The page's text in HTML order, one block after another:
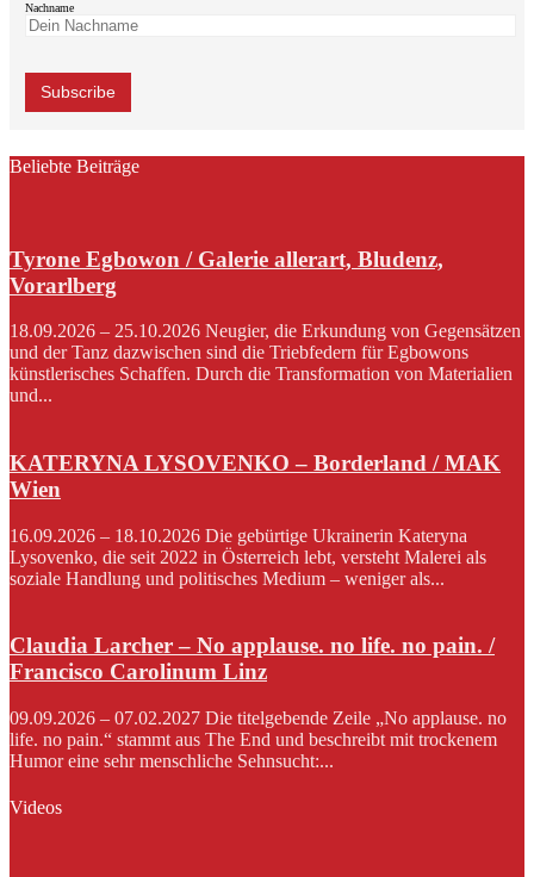
Nachname
Beliebte Beiträge
Tyrone Egbowon / Galerie allerart, Bludenz,
Vorarlberg
18.09.2026 – 25.10.2026 Neugier, die Erkundung von Gegensätzen
und der Tanz dazwischen sind die Triebfedern für Egbowons
künstlerisches Schaffen. Durch die Transformation von Materialien
und...
KATERYNA LYSOVENKO – Borderland / MAK
Wien
16.09.2026 – 18.10.2026 Die gebürtige Ukrainerin Kateryna
Lysovenko, die seit 2022 in Österreich lebt, versteht Malerei als
soziale Handlung und politisches Medium – weniger als...
Claudia Larcher – No applause. no life. no pain. /
Francisco Carolinum Linz
09.09.2026 – 07.02.2027 Die titelgebende Zeile „No applause. no
life. no pain.“ stammt aus The End und beschreibt mit trockenem
Humor eine sehr menschliche Sehnsucht:...
Videos